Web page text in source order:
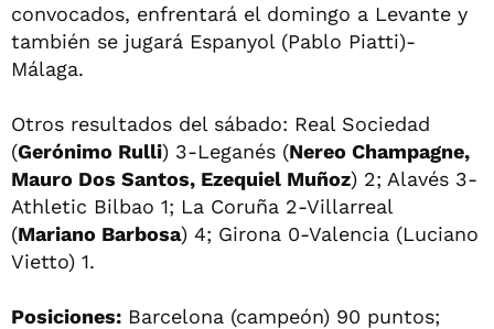
convocados, enfrentará el domingo a Levante y
también se jugará Espanyol (Pablo Piatti)-
Málaga.
Otros resultados del sábado: Real Sociedad
(Gerónimo Rulli) 3-Leganés (Nereo Champagne,
Mauro Dos Santos, Ezequiel Muñoz) 2; Alavés 3-
Athletic Bilbao 1; La Coruña 2-Villarreal
(Mariano Barbosa) 4; Girona 0-Valencia (Luciano
Vietto) 1.
Posiciones: Barcelona (campeón) 90 puntos;